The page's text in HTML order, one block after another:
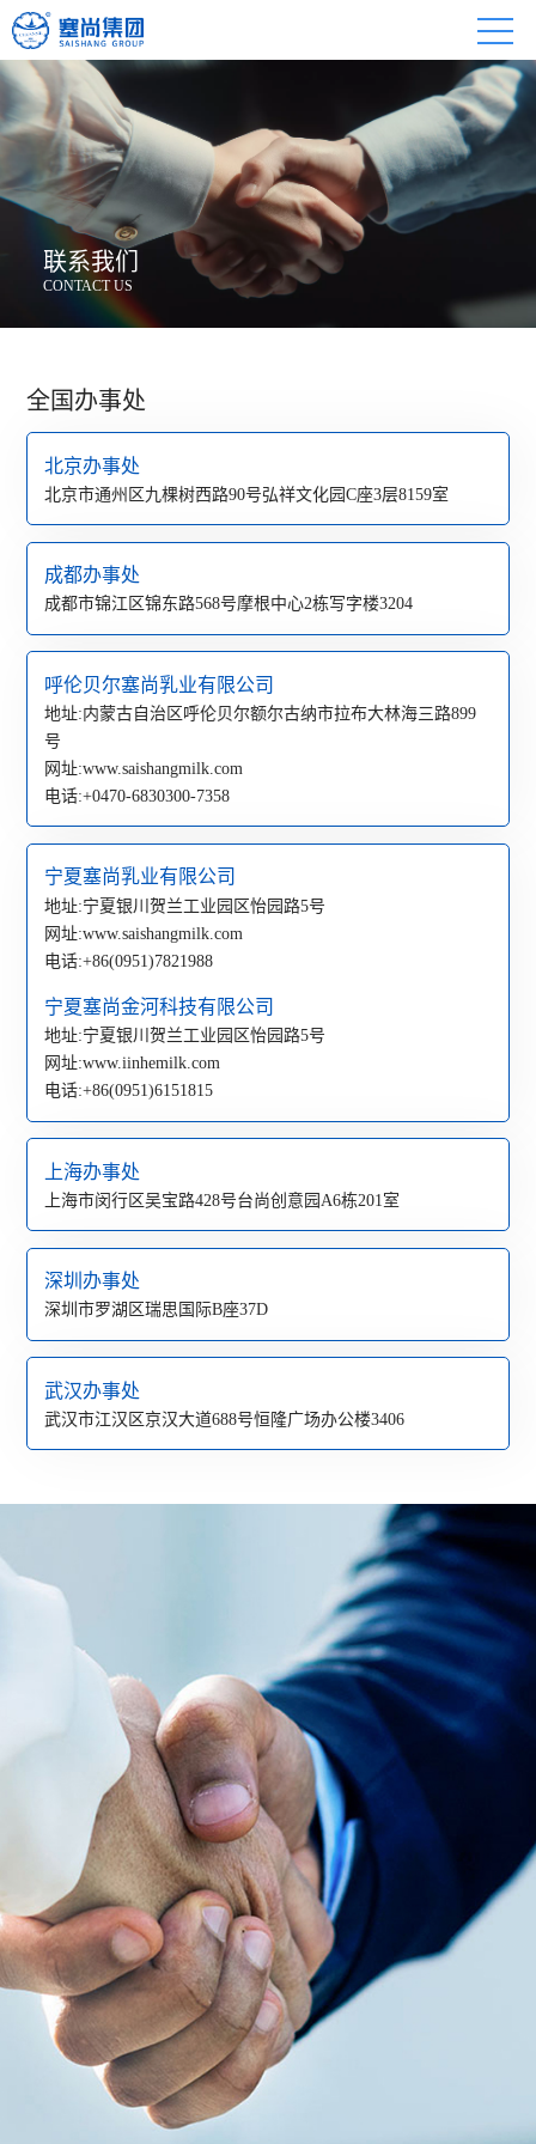
联系我们
CONTACT US
全国办事处
北京办事处
北京市通州区九棵树西路90号弘祥文化园C座3层8159室
成都办事处
成都市锦江区锦东路568号摩根中心2栋写字楼3204
呼伦贝尔塞尚乳业有限公司
地址:内蒙古自治区呼伦贝尔额尔古纳市拉布大林海三路899
号
网址:www.saishangmilk.com
电话:+0470-6830300-7358
宁夏塞尚乳业有限公司
地址:宁夏银川贺兰工业园区怡园路5号
网址:www.saishangmilk.com
电话:+86(0951)7821988
宁夏塞尚金河科技有限公司
地址:宁夏银川贺兰工业园区怡园路5号
网址:www.iinhemilk.com
电话:+86(0951)6151815
上海办事处
上海市闵行区吴宝路428号台尚创意园A6栋201室
深圳办事处
深圳市罗湖区瑞思国际B座37D
武汉办事处
武汉市江汉区京汉大道688号恒隆广场办公楼3406